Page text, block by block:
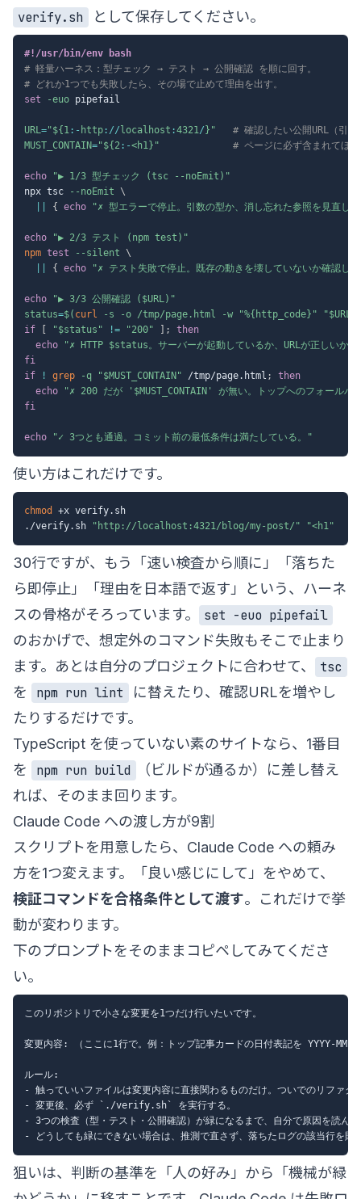
verify.sh
として保存してください。
#!/usr/bin/env bash
# 軽量ハーネス：型チェック → テスト → 公開確認 を順に回す。
# どれか1つでも失敗したら、その場で止めて理由を出す。
set
-euo pipefail
URL="${1 :- http : // localhost :4321/ } "
# 確認したい公開URL（引数
MUST_CONTAIN="${2 :-<h1} " # ページに必ず含まれてほ
echo
"▶ 1/3 型チェック (tsc --noEmit)"
npx tsc
--noEmit \
{ echo "✗ 型エラーで停止。引数の型か、消し忘れた参照を見直し
echo
"▶ 2/3 テスト (npm test)"
npm test --silent \
{ echo "✗ テスト失敗で停止。既存の動きを壊していないか確認し
echo "▶ 3/3 公開確認 ( $URL)"
status=$( curl -s -o /tmp/page.html -w "%{http_code}" "$URL
if
"$status " != "200" ;
then
echo
"✗ HTTP $status。サーバーが起動しているか、URLが正しいか
fi
if
! grep -q "$MUST_CONTAIN " /tmp/page.html ;
then
echo
"✗ 200 だが ' $MUST_CONTAIN ' が無い。トップへのフォールバ
fi
echo "✓ 3つとも通過。コミット前の最低条件は満たしている。"
使い方はこれだけです。
chmod
+x verify.sh
./verify.sh
"http://localhost:4321/blog/my-post/" "<h1"
30行ですが、もう「速い検査から順に」「落ちた
ら即停止」「理由を日本語で返す」という、ハーネ
スの骨格がそろっています。
set -euo pipefail
のおかげで、想定外のコマンド失敗もそこで止まり
ます。あとは自分のプロジェクトに合わせて、
tsc
を
npm run lint
に替えたり、確認URLを増やし
たりするだけです。
TypeScript を使っていない素のサイトなら、1番目
を
npm run build
（ビルドが通るか）に差し替え
れば、そのまま回ります。
Claude Code への渡し方が9割
スクリプトを用意したら、Claude Code への頼み
方を1つ変えます。「良い感じにして」をやめて、
検証コマンドを合格条件として渡す。これだけで挙
動が変わります。
下のプロンプトをそのままコピペしてみてくださ
い。
このリポジトリで小さな変更を1つだけ行いたいです。
変更内容: （ここに1行で。例：トップ記事カードの日付表記を YYYY-MM-
ルール:
- 触っていいファイルは変更内容に直接関わるものだけ。ついでのリファク
- 変更後、必ず `./verify.sh` を実行する。
- 3つの検査（型・テスト・公開確認）が緑になるまで、自分で原因を読ん
狙いは、判断の基準を「人の好み」から「機械が緑